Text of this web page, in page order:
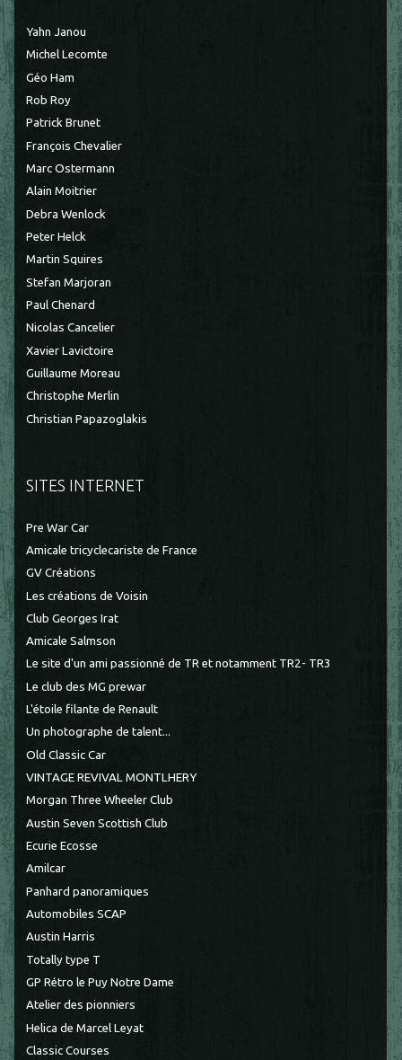
Yahn Janou
Michel Lecomte
Géo Ham
Rob Roy
Patrick Brunet
François Chevalier
Marc Ostermann
Alain Moitrier
Debra Wenlock
Peter Helck
Martin Squires
Stefan Marjoran
Paul Chenard
Nicolas Cancelier
Xavier Lavictoire
Guillaume Moreau
Christophe Merlin
Christian Papazoglakis
SITES INTERNET
Pre War Car
Amicale tricyclecariste de France
GV Créations
Les créations de Voisin
Club Georges Irat
Amicale Salmson
Le site d'un ami passionné de TR et notamment TR2- TR3
Le club des MG prewar
L'étoile filante de Renault
Un photographe de talent...
Old Classic Car
VINTAGE REVIVAL MONTLHERY
Morgan Three Wheeler Club
Austin Seven Scottish Club
Ecurie Ecosse
Amilcar
Panhard panoramiques
Automobiles SCAP
Austin Harris
Totally type T
GP Rétro le Puy Notre Dame
Atelier des pionniers
Helica de Marcel Leyat
Classic Courses